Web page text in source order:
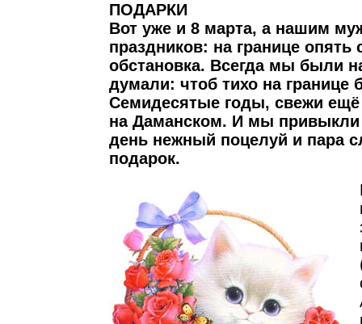
ПОДАРКИ
Вот уже и 8 марта, а нашим
праздников: на границе опять
обстановка. Всегда мы были
думали: чтоб тихо на границе
Семидесятые годы, свежи
на Даманском. И мы привыкли
день нежный поцелуй и пара
подарок.